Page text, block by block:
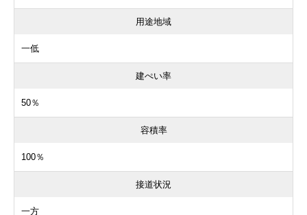
用途地域
一低
建ぺい率
50％
容積率
100％
接道状況
一方